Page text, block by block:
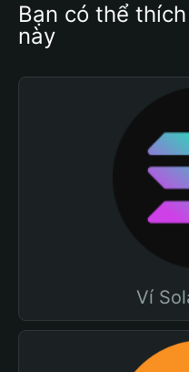
Bạn có thể
này
Ví